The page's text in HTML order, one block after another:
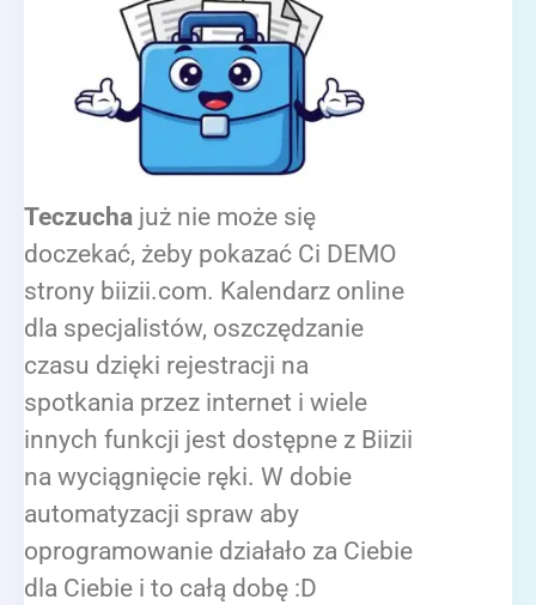
Teczucha już nie może się
doczekać, żeby pokazać Ci DEMO
strony biizii.com. Kalendarz online
dla specjalistów, oszczędzanie
czasu dzięki rejestracji na
spotkania przez internet i wiele
innych funkcji jest dostępne z Biizii
na wyciągnięcie ręki. W dobie
automatyzacji spraw aby
oprogramowanie działało za Ciebie
dla Ciebie i to całą dobę :D